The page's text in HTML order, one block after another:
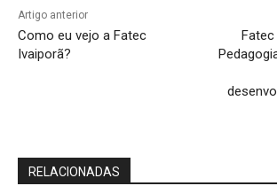
Artigo anterior
Como eu vejo a Fatec
Ivaiporã?
RELACIONADAS